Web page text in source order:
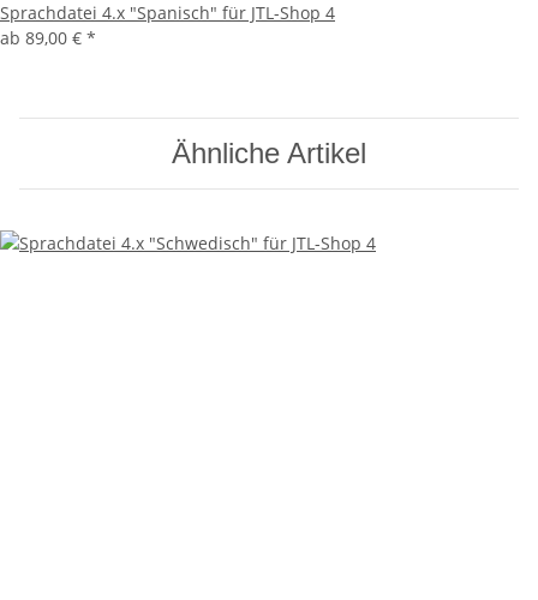
Sprachdatei 4.x "Spanisch" für JTL-Shop 4
ab 89,00 € *
Ähnliche Artikel